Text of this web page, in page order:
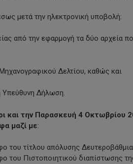
μετά την ηλεκτρονική υποβολή:
από την εφαρμογή τα δύο αρχεία
Δελτίου, καθώς και
Δήλωση.
και την Παρασκευή 4 Οκτωβρίου
μαζί με:
του τίτλου απόλυσης
του Πιστοποιητικού διαπίστωσης